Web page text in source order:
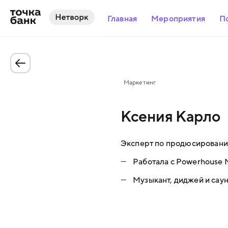
Главная Мероприятия
Маркетинг
Ксения Карло
Эксперт по
— Работала с Powerhouse
— Музыкант, диджей и